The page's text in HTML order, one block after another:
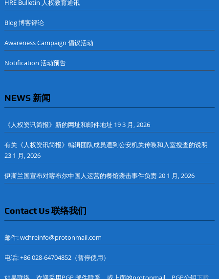
HRE Bulletin 人权教育通讯
Blog 博客评论
Awareness Campaign 倡议活动
Notification 活动预告
NEWS 新闻
《人权资讯简报》新的网址和邮件地址 19 3 月, 2026
有关《人权资讯简报》编辑团队成员遭到公安机关传唤和入室搜查的说明
23 1 月, 2026
伊斯兰国宣布对喀布尔中国人运营的餐馆袭击事件负责20 1 月, 2026
Contact Us 联络我们
邮件: wchreinfo@protonmail.com
电话: +86 028-64704852（暂停使用）